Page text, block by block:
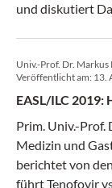
und diskutiert
Univ.-Prof. Dr. Markus
Veröffentlicht am: 13.
EASL/ILC 2019:
Prim. Univ.-Prof.
Medizin und
berichtet von
führt Tenofovir